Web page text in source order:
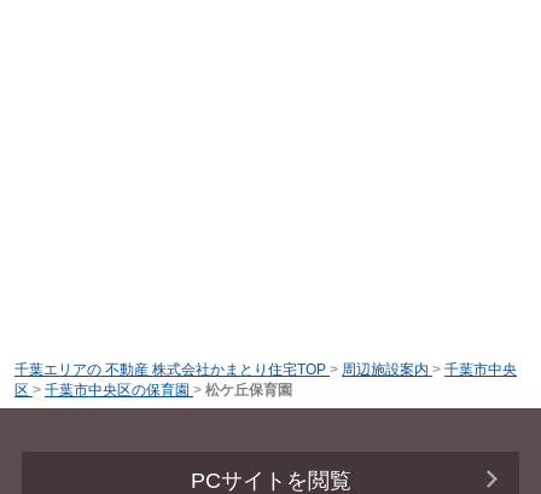
千葉エリアの 不動産 株式会社かまとり住宅TOP > 周辺施設案内 > 千葉市中央
区 > 千葉市中央区の保育園 > 松ケ丘保育園
PCサイトを閲覧